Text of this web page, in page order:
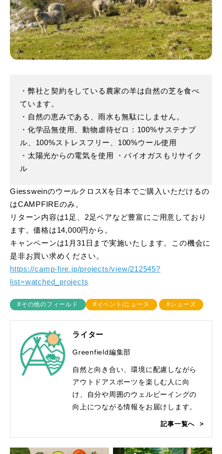
・弊社と契約をしている農家の羊は⾃然の芝を⾷べ
ています。
・⾃然の恵みである、⾬⽔も無駄にしません。
・化学品無使⽤、動物虐待ゼロ：100%サステナブ
ル、100%ストレスフリー、100%ウール使⽤
・太陽光からの電気を使⽤ ・バイオガスもリサイク
ル
GiessweinのウールクロスXを日本でご購⼊いただけるの
はCAMPFIREのみ。
リターン内容は1足、2足ペアなど豊富にご用意しており
ます。価格は14,000円から。
キャンペーンは1月31日まで実施いたします。この機会に
是非お買い求めください。
https://camp-fire.jp/projects/view/212545?
list=watched_projects
#その他のフィールド #イベント/ニュース #シューズ
ライター
Greenfield編集部
自然と向き合い、環境に配慮しながら
アウトドアスポーツを楽しむ人に向
け、自分や周囲のウェルビーイングの
向上につながる情報をお届けします。
記事一覧へ